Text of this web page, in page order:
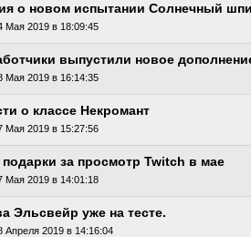
о новом испытании Солнечный
Мая 2019 в 18:09:45
выпустили новое
Мая 2019 в 16:14:35
о классе Некромант
Мая 2019 в 15:27:56
подарки за просмотр Twitch в мае
Мая 2019 в 14:01:18
Эльсвейр уже на тесте.
Апреля 2019 в 14:16:04